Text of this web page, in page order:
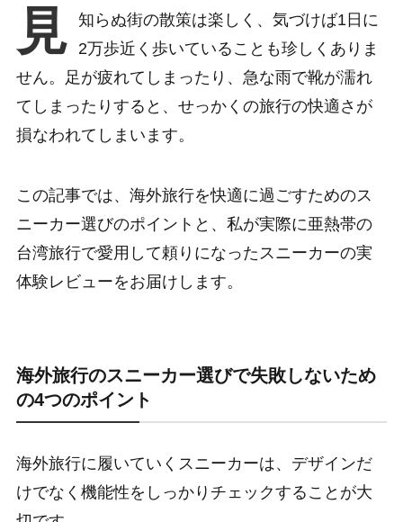
見
知らぬ街の散策は楽しく、気づけば1日に
2万歩近く歩いていることも珍しくありま
せん。足が疲れてしまったり、急な雨で靴が濡れ
てしまったりすると、せっかくの旅行の快適さが
損なわれてしまいます。
この記事では、海外旅行を快適に過ごすためのス
ニーカー選びのポイントと、私が実際に亜熱帯の
台湾旅行で愛用して頼りになったスニーカーの実
体験レビューをお届けします。
海外旅行のスニーカー選びで失敗しないため
の4つのポイント
海外旅行に履いていくスニーカーは、デザインだ
けでなく機能性をしっかりチェックすることが大